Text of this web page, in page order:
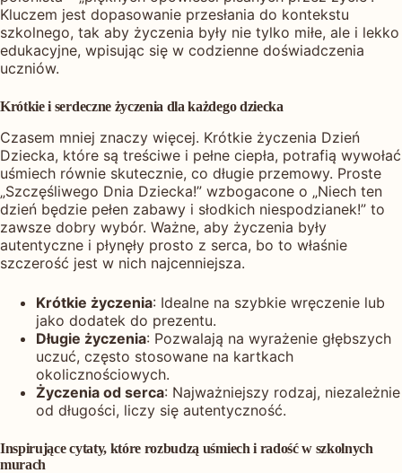
Kluczem jest dopasowanie przesłania do kontekstu
szkolnego, tak aby życzenia były nie tylko miłe, ale i lekko
edukacyjne, wpisując się w codzienne doświadczenia
uczniów.
Krótkie i serdeczne życzenia dla każdego dziecka
Czasem mniej znaczy więcej. Krótkie życzenia Dzień
Dziecka, które są treściwe i pełne ciepła, potrafią wywołać
uśmiech równie skutecznie, co długie przemowy. Proste
„Szczęśliwego Dnia Dziecka!” wzbogacone o „Niech ten
dzień będzie pełen zabawy i słodkich niespodzianek!” to
zawsze dobry wybór. Ważne, aby życzenia były
autentyczne i płynęły prosto z serca, bo to właśnie
szczerość jest w nich najcenniejsza.
Krótkie życzenia: Idealne na szybkie wręczenie lub
jako dodatek do prezentu.
Długie życzenia: Pozwalają na wyrażenie głębszych
uczuć, często stosowane na kartkach
okolicznościowych.
Życzenia od serca: Najważniejszy rodzaj, niezależnie
od długości, liczy się autentyczność.
Inspirujące cytaty, które rozbudzą uśmiech i radość w szkolnych
murach